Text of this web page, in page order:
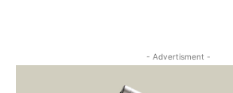
- Advertisment -